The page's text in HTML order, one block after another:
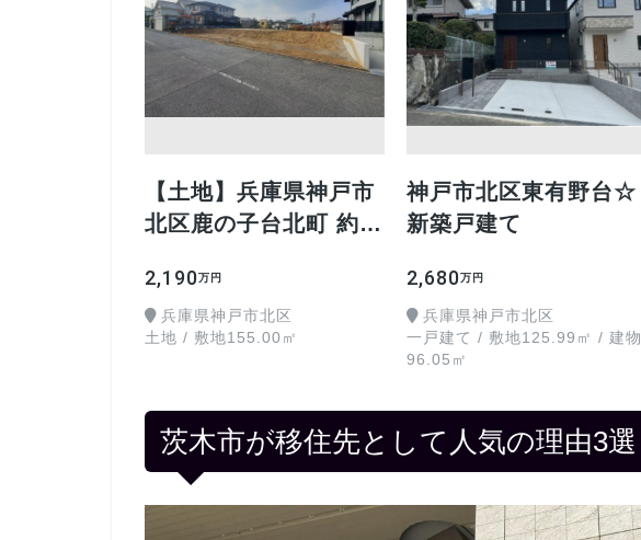
【土地】兵庫県神戸市
北区鹿の子台北町 約
2,190万円
兵庫県神戸市北区
土地 / 敷地155.00㎡
神戸市北区東有野台☆
新築戸建て
2,680万円
兵庫県神戸市北区
一戸建て / 敷地125.99㎡ / 建物
96.05㎡
茨木市が移住先として人気の理由3選